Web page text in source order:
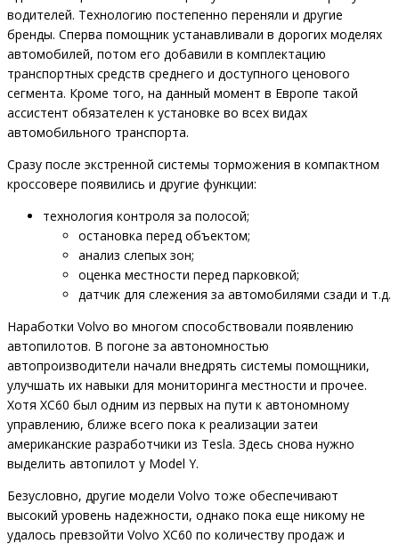
водителей. Технологию постепенно переняли и другие
бренды. Сперва помощник устанавливали в дорогих моделях
автомобилей, потом его добавили в комплектацию
транспортных средств среднего и доступного ценового
сегмента. Кроме того, на данный момент в Европе такой
ассистент обязателен к установке во всех видах
автомобильного транспорта.
Сразу после экстренной системы торможения в компактном
кроссовере появились и другие функции:
технология контроля за полосой;
остановка перед объектом;
анализ слепых зон;
оценка местности перед парковкой;
датчик для слежения за автомобилями сзади и т.д.
Наработки Volvo во многом способствовали появлению
автопилотов. В погоне за автономностью
автопроизводители начали внедрять системы помощники,
улучшать их навыки для мониторинга местности и прочее.
Хотя XC60 был одним из первых на пути к автономному
управлению, ближе всего пока к реализации затеи
американские разработчики из Tesla. Здесь снова нужно
выделить автопилот у Model Y.
Безусловно, другие модели Volvo тоже обеспечивают
высокий уровень надежности, однако пока еще никому не
удалось превзойти Volvo XC60 по количеству продаж и